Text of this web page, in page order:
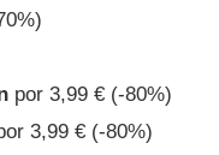
por 3,99 € (-80%)
3,99 € (-80%)